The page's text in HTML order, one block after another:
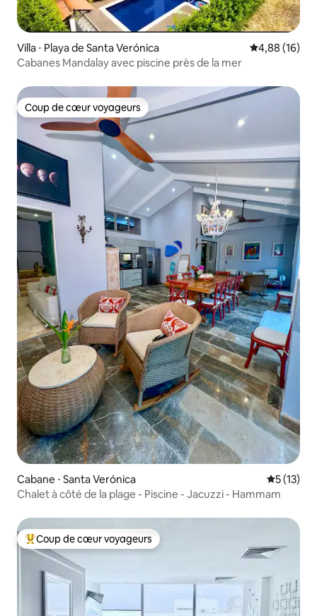
Villa ⋅ Playa de Santa Verónica Évaluation
4,88 (16)
Cabanes Mandalay avec piscine près de la mer
Coup de cœur voyageurs
Coup de cœur voyageurs
Cabane ⋅ Santa Verónica
5 (13)
Chalet à côté de la plage - Piscine - Jacuzzi - Hammam
Coups de cœur voyageurs les plus appréciés
Coup de cœur voyageurs